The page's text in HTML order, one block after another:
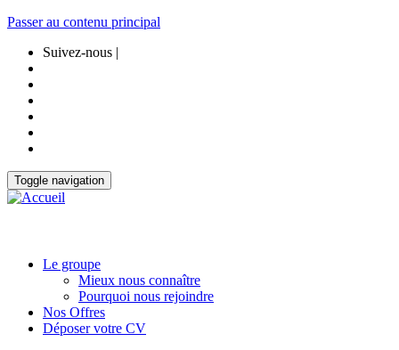
Passer au contenu principal
Suivez-nous |
Toggle navigation
Le groupe
Mieux nous connaître
Pourquoi nous rejoindre
Nos Offres
Déposer votre CV